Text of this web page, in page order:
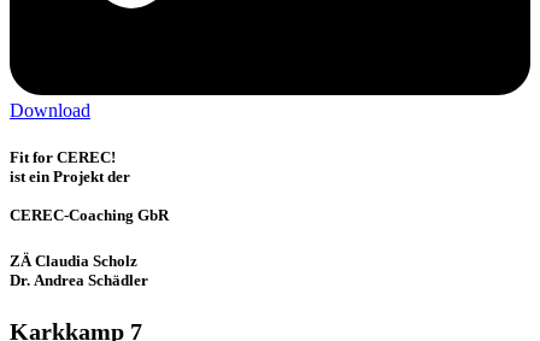
Download
Fit for CEREC!
ist ein Projekt der
CEREC-Coaching GbR
ZÄ Claudia Scholz
Dr. Andrea Schädler
Karkkamp 7